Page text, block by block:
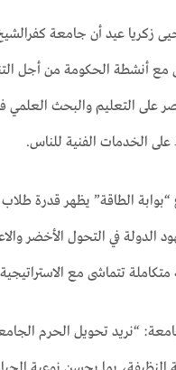
زكريا عيد أن جامعة
مع أنشطة الحكومة من أجل
على التعليم والبحث
على الخدمات الفنية للناس.
الطاقة” يظهر قدرة
الدولة في التحول الأخضر
تتماشى مع الاستراتيجية
“نريد تحويل الحرم